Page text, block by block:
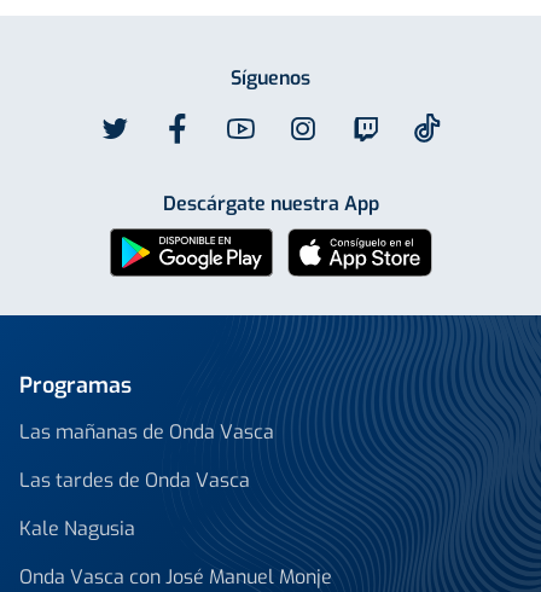
Síguenos
Descárgate nuestra App
Programas
Las mañanas de Onda Vasca
Las tardes de Onda Vasca
Kale Nagusia
Onda Vasca con José Manuel Monje